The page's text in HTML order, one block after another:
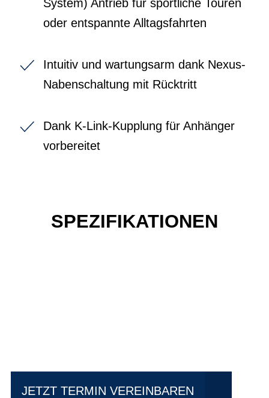
System) Antrieb für sportliche Touren
oder entspannte Alltagsfahrten
Intuitiv und wartungsarm dank Nexus-
Nabenschaltung mit Rücktritt
Dank K-Link-Kupplung für Anhänger
vorbereitet
SPEZIFIKATIONEN
JETZT TERMIN VEREINBAREN